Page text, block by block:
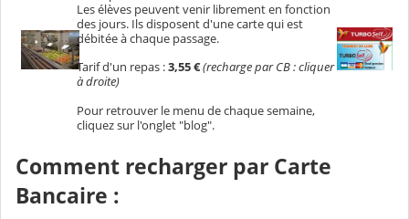
Les élèves peuvent venir librement en fonction
des jours. Ils disposent d'une carte qui est
débitée à chaque passage.
Tarif d'un repas :3,55 €(recharge par CB : cliquer
à droite)
Pour retrouver le menu de chaque semaine,
cliquez sur l'onglet "blog".
Comment recharger par Carte
Bancaire :